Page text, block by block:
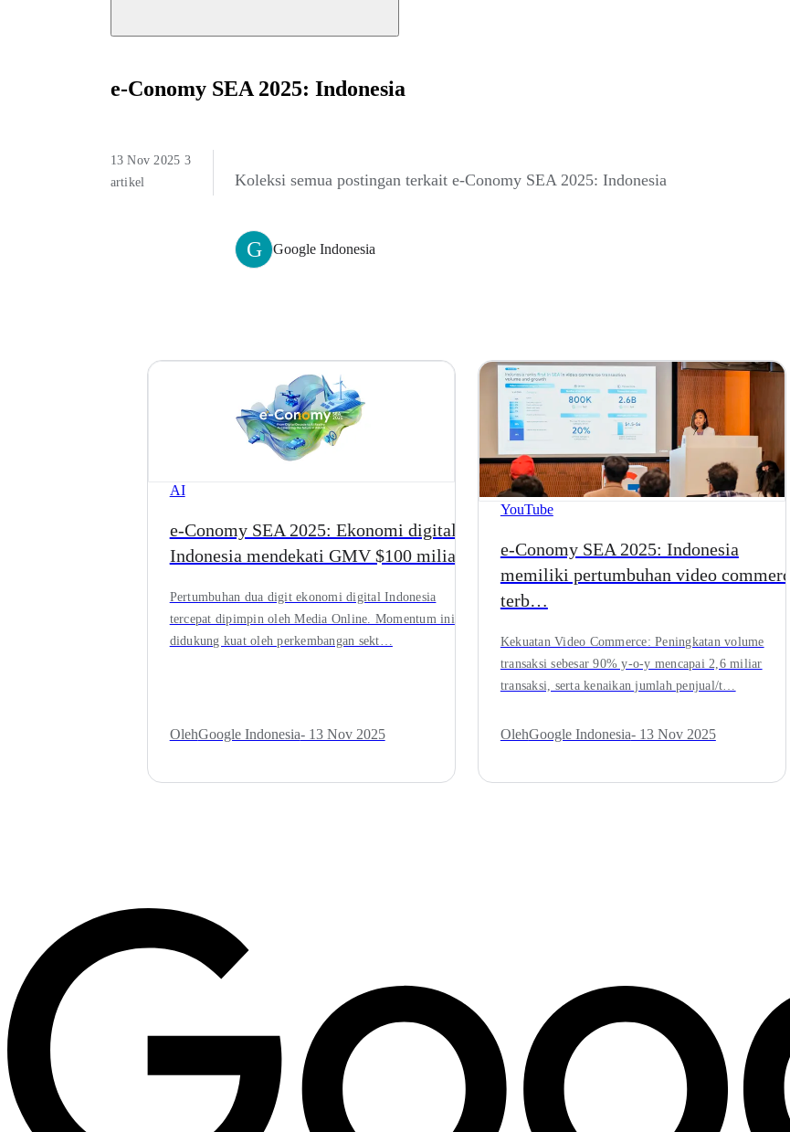
e-Conomy SEA 2025: Indonesia
13 Nov 2025 3
artikel
Koleksi semua postingan terkait e-Conomy SEA 2025: Indonesia
G Google Indonesia
AI
e-Conomy SEA 2025: Ekonomi digital
Indonesia mendekati GMV $100 milia…
Pertumbuhan dua digit ekonomi digital Indonesia
tercepat dipimpin oleh Media Online. Momentum ini
didukung kuat oleh perkembangan sekt…
OlehGoogle Indonesia- 13 Nov 2025
YouTube
e-Conomy SEA 2025: Indonesia
memiliki pertumbuhan video commerce
terb…
Kekuatan Video Commerce: Peningkatan volume
transaksi sebesar 90% y-o-y mencapai 2,6 miliar
transaksi, serta kenaikan jumlah penjual/t…
OlehGoogle Indonesia- 13 Nov 2025